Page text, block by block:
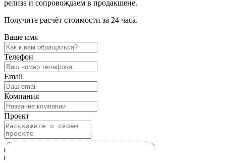
релиза и сопровождаем в продакшене.
Получите расчёт стоимости за 24 часа.
Ваше имя
Телефон
Email
Компания
Проект